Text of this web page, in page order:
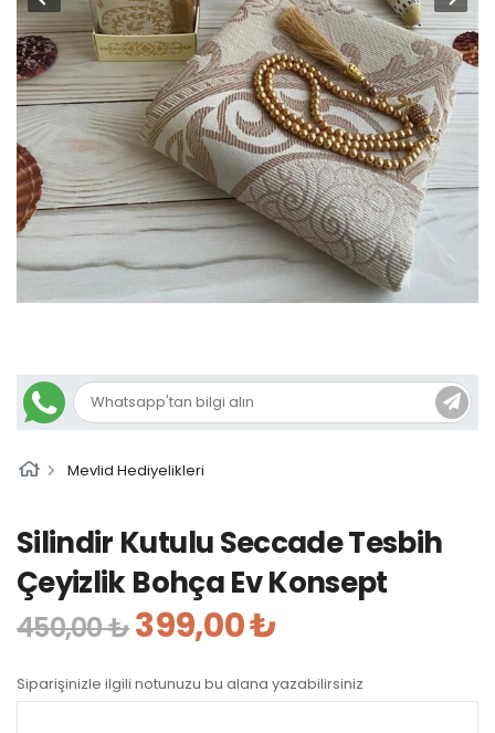
Mevlid Hediyelikleri
Silindir Kutulu Seccade Tesbih
Çeyizlik Bohça Ev Konsept
450,00 ₺399,00 ₺
Siparişinizle ilgili notunuzu bu alana yazabilirsiniz